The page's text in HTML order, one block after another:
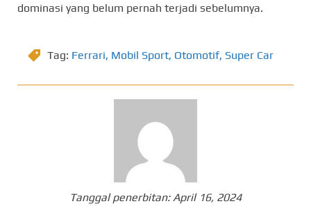
dominasi yang belum pernah terjadi sebelumnya.
Tag: Ferrari, Mobil Sport, Otomotif, Super Car
Tanggal penerbitan: April 16, 2024